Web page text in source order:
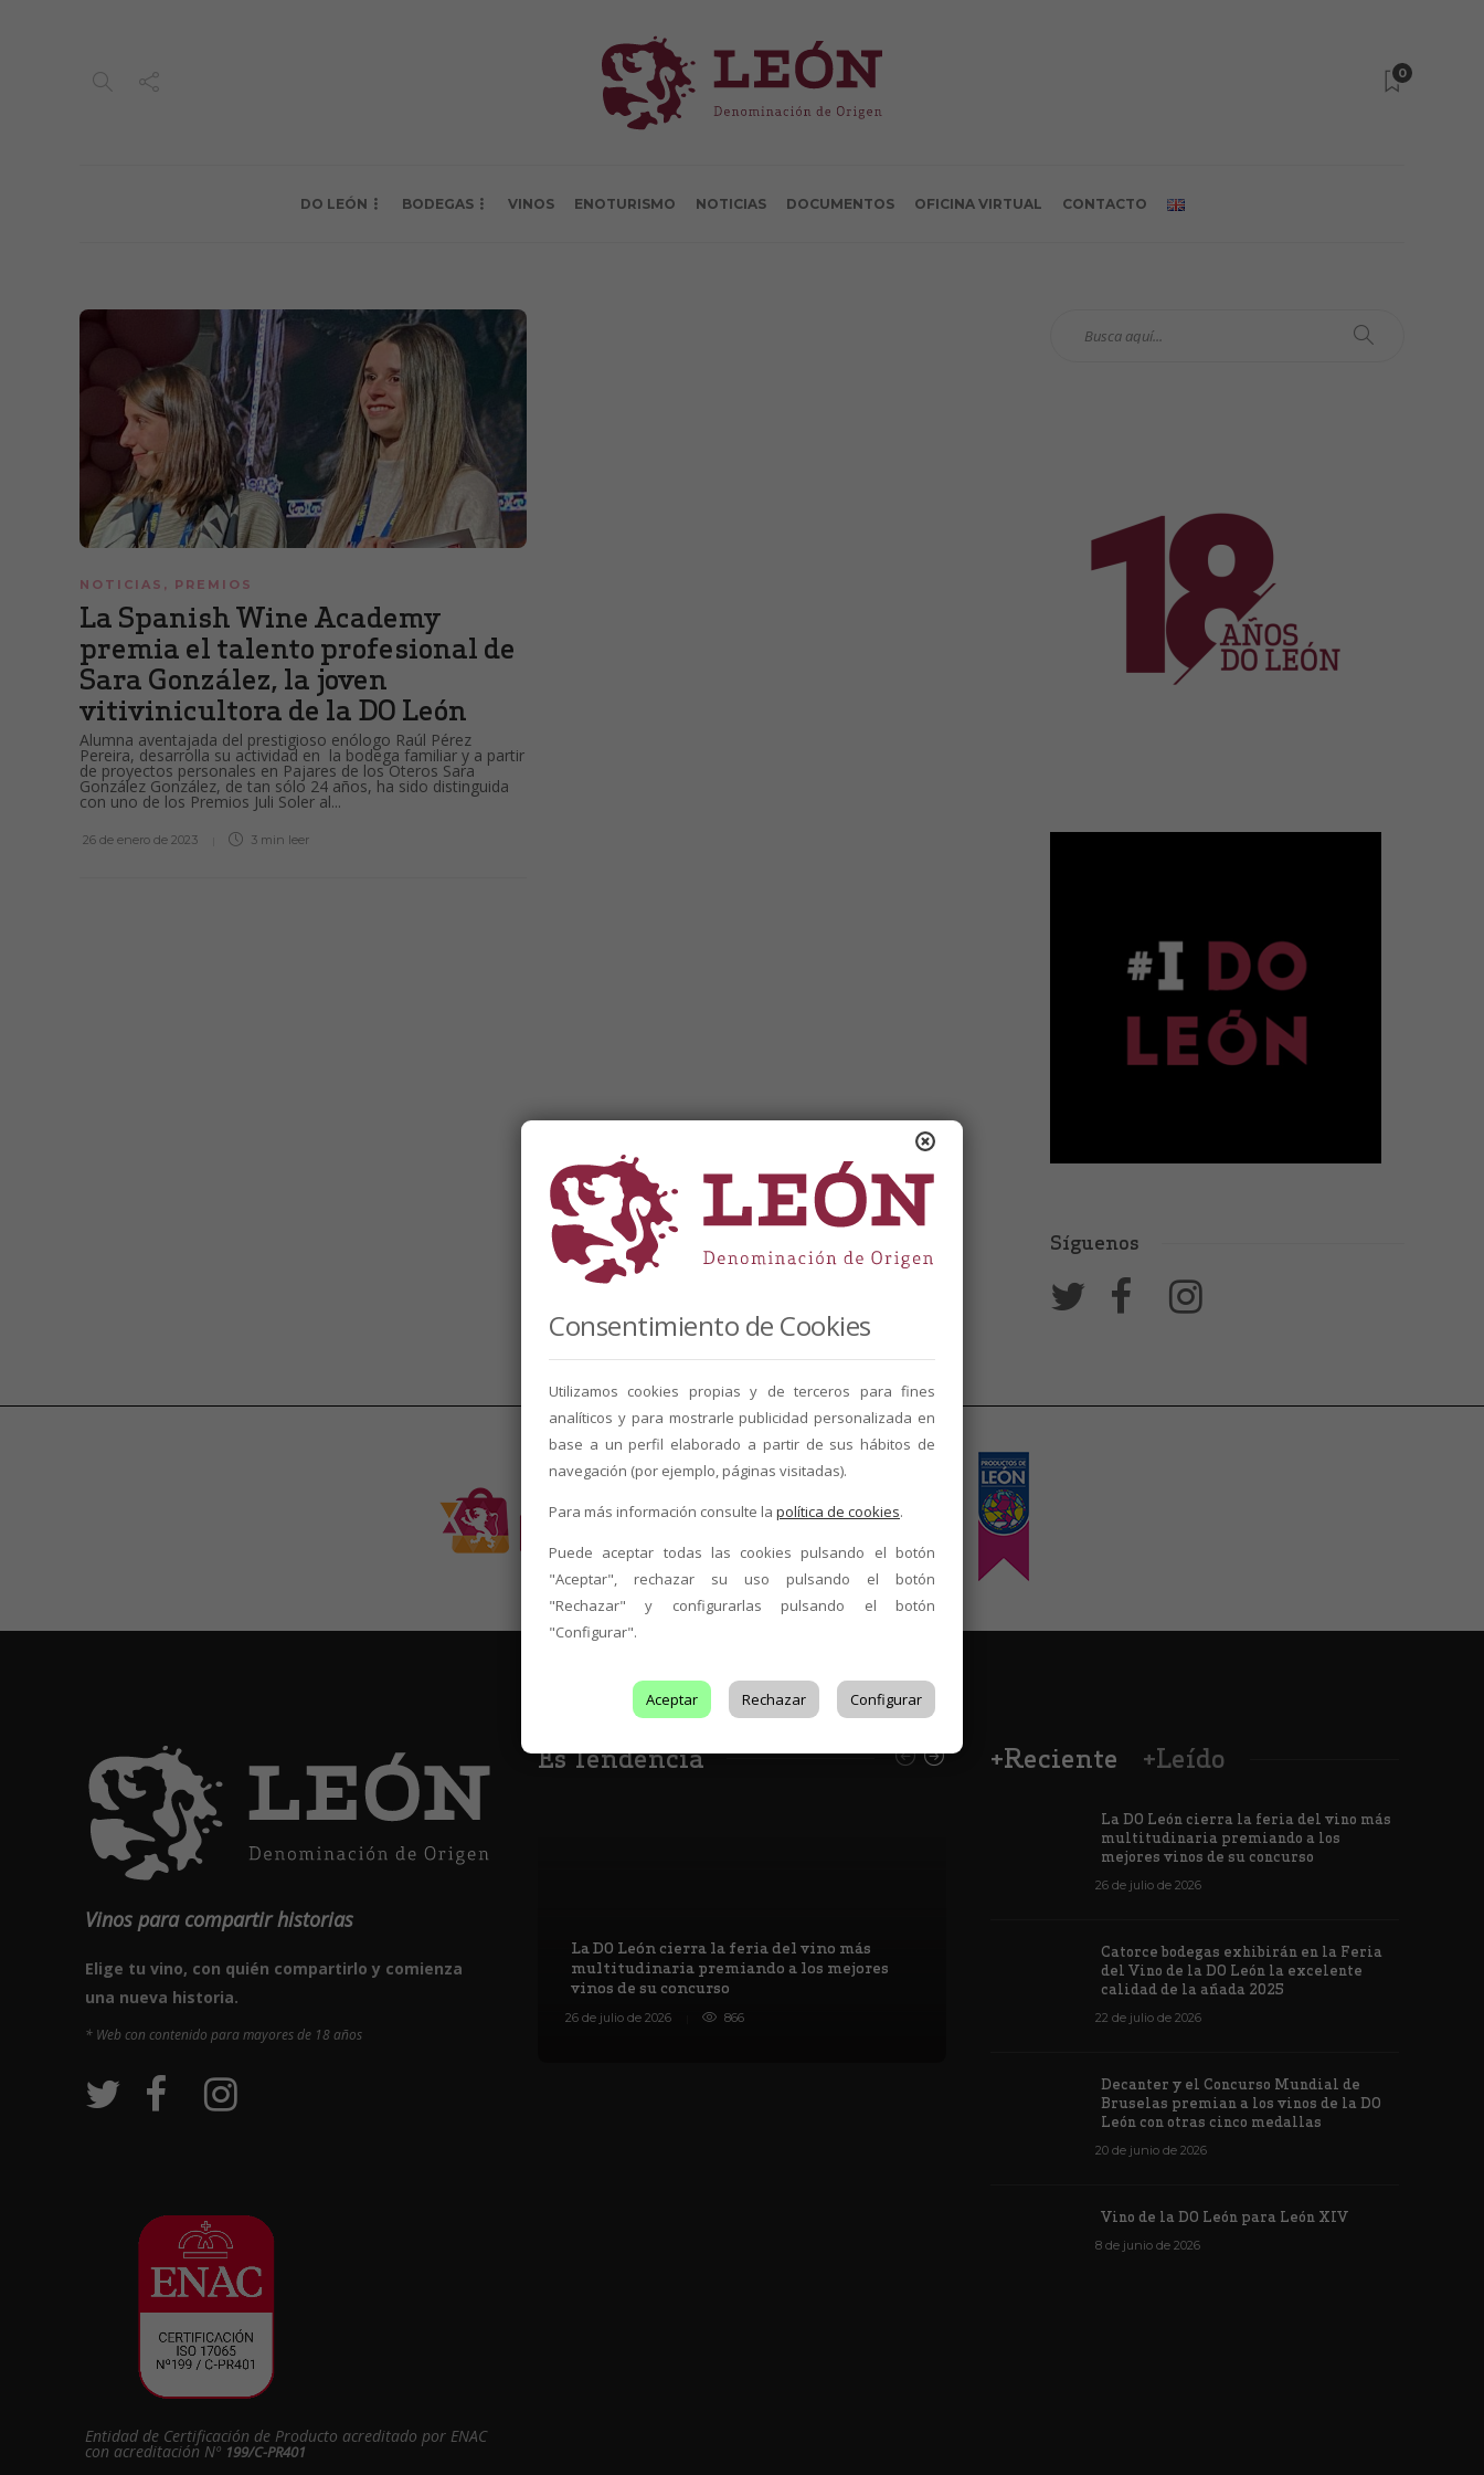
0
DO LEÓN BODEGAS VINOS ENOTURISMO NOTICIAS DOCUMENTOS OFICINA VIRTUAL CONTACTO
NOTICIAS , PREMIOS
La Spanish Wine Academy
premia el talento profesional de
Sara González, la joven
vitivinicultora de la DO León
Alumna aventajada del prestigioso enólogo Raúl Pérez
Pereira, desarrolla su actividad en la bodega familiar y a partir
de proyectos personales en Pajares de los Oteros Sara
González González, de tan sólo 24 años, ha sido distinguida
con uno de los Premios Juli Soler al...
26 de enero de 2023 3 min leer
Síguenos
Vinos para compartir historias
Elige tu vino, con quién compartirlo y comienza
una nueva historia.
* Web con contenido para mayores de 18 años
Entidad de Certificación de Producto acreditado por ENAC
con acreditación Nº 199/C-PR401
Es Tendencia
La DO León cierra la feria del vino más
multitudinaria premiando a los mejores
vinos de su concurso
26 de julio de 2026 866
Vino de la DO León para León XIV
1182
+Reciente +Leído
La DO León cierra la feria del vino más
multitudinaria premiando a los
mejores vinos de su concurso
26 de julio de 2026
Catorce bodegas exhibirán en la Feria
del Vino de la DO León la excelente
calidad de la añada 2025
22 de julio de 2026
Decanter y el Concurso Mundial de
Bruselas premian a los vinos de la DO
León con otras cinco medallas
20 de junio de 2026
Vino de la DO León para León XIV
8 de junio de 2026
Consentimiento de Cookies
Utilizamos cookies propias y de terceros para fines
analíticos y para mostrarle publicidad personalizada en
base a un perfil elaborado a partir de sus hábitos de
navegación (por ejemplo, páginas visitadas).
Para más información consulte la política de cookies.
Puede aceptar todas las cookies pulsando el botón
"Aceptar", rechazar su uso pulsando el botón
"Rechazar" y configurarlas pulsando el botón
"Configurar".
Aceptar Rechazar Configurar